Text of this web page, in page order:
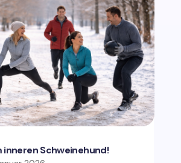
inneren Schweinehund!